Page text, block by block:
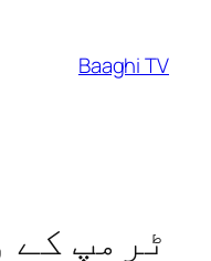
content
Baaghi TV
ٹرمپ کے